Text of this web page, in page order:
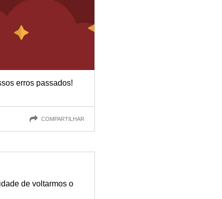
erros passados!
COMPARTILHAR
de voltarmos o